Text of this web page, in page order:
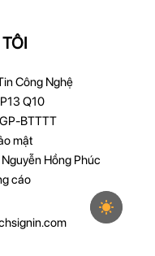
Công Nghệ
Q10
BTTTT
mật
Hồng Phúc
cáo